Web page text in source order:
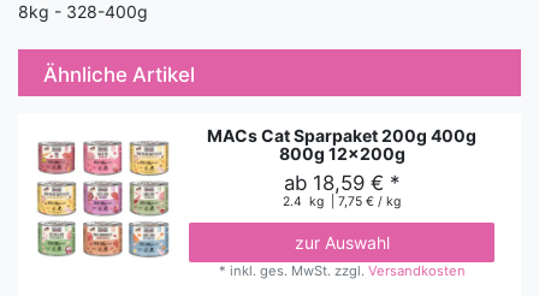
8kg - 328-400g
Ähnliche Artikel
MACs Cat Sparpaket 200g 400g
800g 12x200g
ab 18,59 € *
2.4 kg | 7,75 € / kg
zur Auswahl
* inkl. ges. MwSt. zzgl. Versandkosten